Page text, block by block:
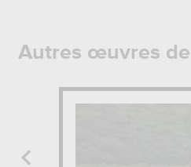
Autres œuvres